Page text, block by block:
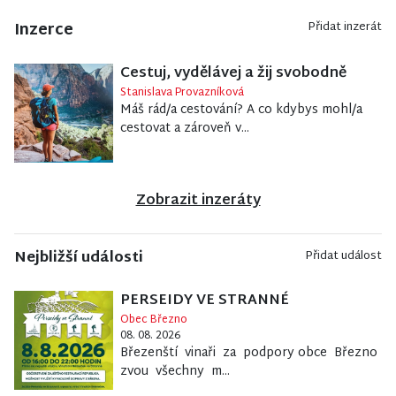
Inzerce Přidat inzerát
Cestuj, vydělávej a žij svobodně
Stanislava Provazníková
Máš rád/a cestování? A co kdybys mohl/a
cestovat a zároveň v...
Zobrazit inzeráty
Nejbližší události Přidat událost
PERSEIDY VE STRANNÉ
Obec Březno
08. 08. 2026
Březenští vinaři za podpory obce Březno
zvou všechny m...